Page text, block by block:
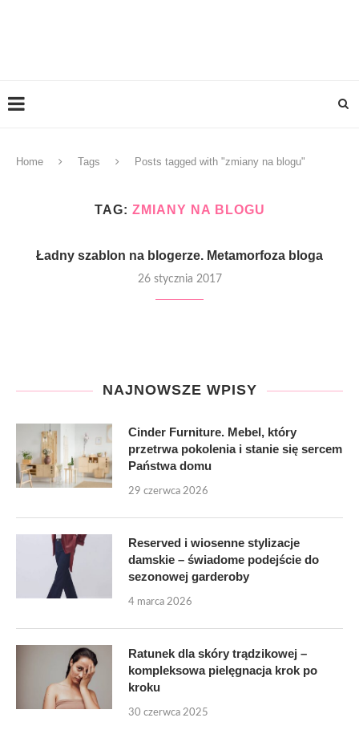
Home Tags Posts tagged with "zmiany na blogu"
TAG: ZMIANY NA BLOGU
Ładny szablon na blogerze. Metamorfoza bloga
26 stycznia 2017
NAJNOWSZE WPISY
Cinder Furniture. Mebel, który
przetrwa pokolenia i stanie się sercem
Państwa domu
29 czerwca 2026
Reserved i wiosenne stylizacje
damskie – świadome podejście do
sezonowej garderoby
4 marca 2026
Ratunek dla skóry trądzikowej –
kompleksowa pielęgnacja krok po
kroku
30 czerwca 2025